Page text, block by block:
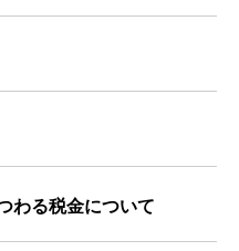
わる税金について